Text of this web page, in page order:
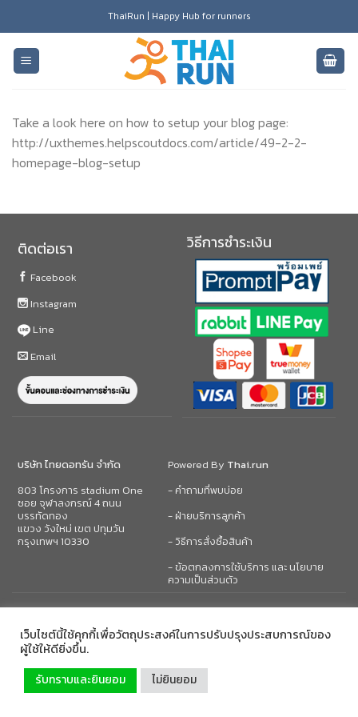
to
content
ThaiRun | Happy Hub for runners
Take a look here on how to setup your blog page:
http://uxthemes.helpscoutdocs.com/article/49-2-2-
homepage-blog-setup
ติดต่อเรา
Facebook
Instagram
Line
Email
วิธีการชำระเงิน
บริษัท ไทยดอทรัน จำกัด
803 โครงการ stadium One
ซอย จุฬาลงกรณ์ 4 ถนน
บรรทัดทอง
แขวง วังใหม่ เขต ปทุมวัน
กรุงเทพฯ 10330
Powered By Thai.run
- คำถามที่พบบ่อย
- ฝ่ายบริการลูกค้า
- วิธีการสั่งซื้อสินค้า
- ข้อตกลงการใช้บริการ และ นโยบาย
ความเป็นส่วนตัว
เว็บไซต์นี้ใช้คุกกี้เพื่อวัตถุประสงค์ในการปรับปรุงประสบการณ์ของ
ผู้ใช้ให้ดียิ่งขึ้น.
รับทราบและยินยอม ไม่ยินยอม